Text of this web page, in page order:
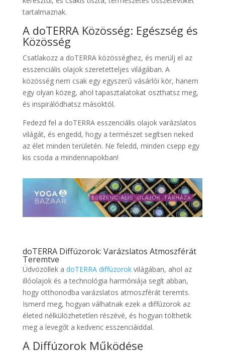
tartalmaznak.
A doTERRA Közösség: Egészség és
Közösség
Csatlakozz a doTERRA közösséghez, és merülj el az
esszenciális olajok szeretetteljes világában. A
közösség nem csak egy egyszerű vásárlói kör, hanem
egy olyan közeg, ahol tapasztalatokat oszthatsz meg,
és inspirálódhatsz másoktól.
Fedezd fel a doTERRA esszenciális olajok varázslatos
világát, és engedd, hogy a természet segítsen neked
az élet minden területén. Ne feledd, minden csepp egy
kis csoda a mindennapokban!
doTERRA Diffúzorok: Varázslatos Atmoszférát
Teremtve
Üdvözöllek a doTERRA diffúzorokvilágában, ahol az
illóolajok és a technológia harmóniája segít abban,
hogy otthonodba varázslatos atmoszférát teremts.
Ismerd meg, hogyan válhatnak ezek a diffúzorok az
életed nélkülözhetetlen részévé, és hogyan tölthetik
meg a levegőt a kedvenc esszenciáiddal.
A Diffúzorok Működése